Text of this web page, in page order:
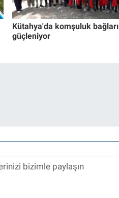
Kütahya'da komşuluk bağları
güçleniyor